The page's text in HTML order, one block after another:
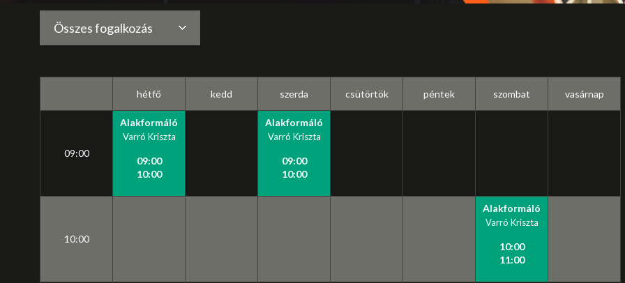
Összes fogalkozás
hétfő kedd szerda csütörtök péntek szombat vasárnap
09:00
Alakformáló
Varró Kriszta
09:00
10:00
Alakformáló
Varró Kriszta
09:00
10:00
10:00
Alakformáló
Varró Kriszta
10:00
11:00